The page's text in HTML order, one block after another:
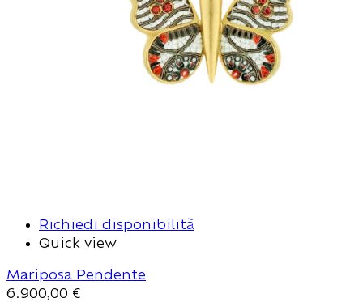
Richiedi disponibilità
Quick view
Mariposa Pendente
6.900,00 €